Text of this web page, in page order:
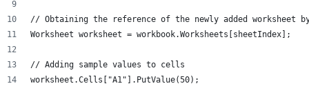
// Obtaining the reference of the newly added worksheet
Worksheet worksheet = workbook.Worksheets[sheetIndex];
// Adding sample values to cells
worksheet.Cells["A1"].PutValue(50);